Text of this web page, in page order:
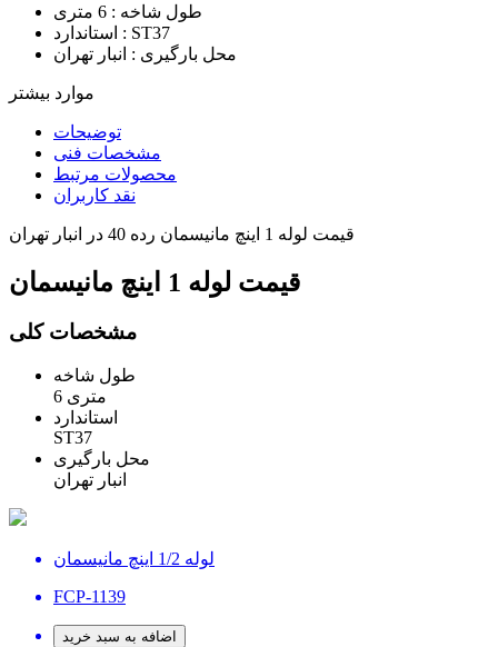
طول شاخه : 6 متری
استاندارد : ST37
محل بارگیری : انبار تهران
موارد بیشتر
توضیحات
مشخصات فنی
محصولات مرتبط
نقد کاربران
قیمت لوله 1 اینچ مانیسمان رده 40 در انبار تهران
قیمت لوله 1 اینچ مانیسمان
مشخصات کلی
طول شاخه
6 متری
استاندارد
ST37
محل بارگیری
انبار تهران
لوله 1/2 اینچ مانیسمان
FCP-1139
اضافه به سبد خرید